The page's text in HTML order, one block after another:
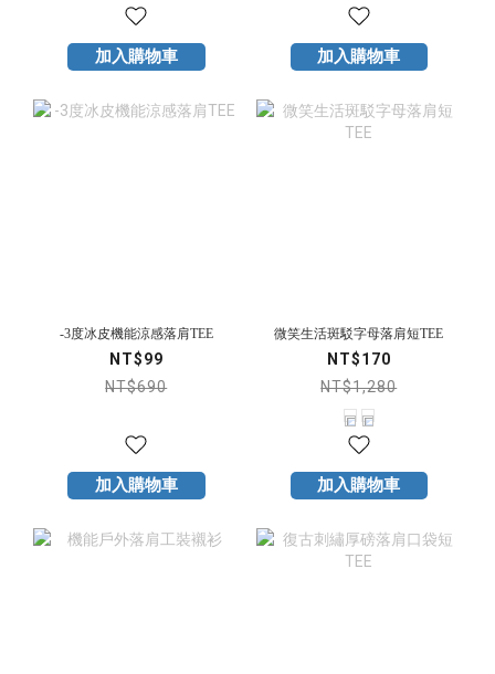
加入購物車 加入購物車
-3度冰皮機能涼感落肩TEE
NT$99
NT$690
加入購物車
微笑生活斑駁字母落肩短TEE
NT$170
NT$1,280
加入購物車